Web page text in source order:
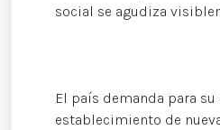
social se agudiza
El país demanda para
establecimiento de